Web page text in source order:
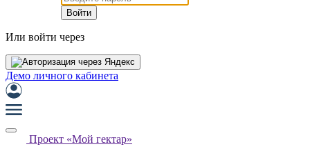
Войти
Или войти через
Демо личного кабинета
Проект «Мой гектар»